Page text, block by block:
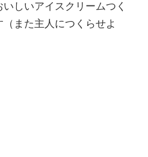
しいアイスクリームつく
また主人につくらせよ